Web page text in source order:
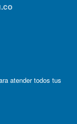
atender todos tus